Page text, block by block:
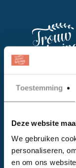
Toestemming
Deze website
We gebruiken
personaliseren,
en om ons
EVENTS
Kalender